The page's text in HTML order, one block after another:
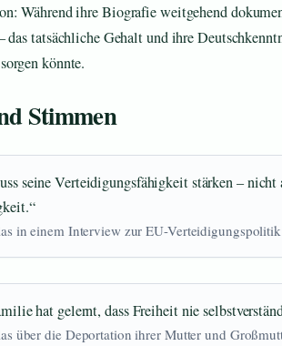
Während ihre Biografie weitgehend
das tatsächliche Gehalt und ihre
könnte.
Stimmen
seine Verteidigungsfähigkeit stärken –
in einem Interview zur EU-
hat gelernt, dass Freiheit nie
über die Deportation ihrer Mutter und